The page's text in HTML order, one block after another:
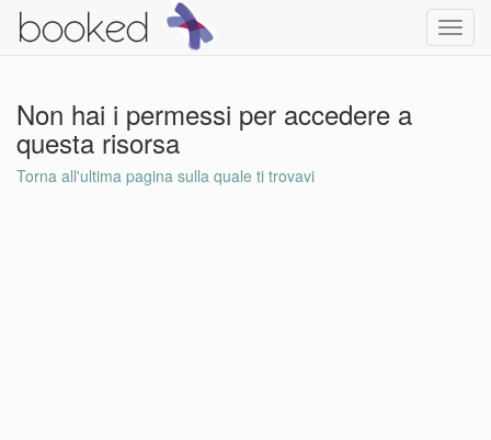
Non hai i permessi per accedere a
questa risorsa
Torna all'ultima pagina sulla quale ti trovavi